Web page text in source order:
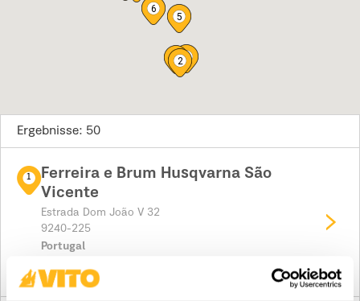
23
4
5
6
Ergebnisse: 50
1
Ferreira e Brum Husqvarna São
Vicente
Estrada Dom João V 32
9240-225
Portugal
Planen Sie Ihre Route